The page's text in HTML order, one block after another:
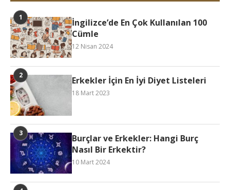
İngilizce’de En Çok Kullanılan 100
Cümle
12 Nisan 2024
Erkekler İçin En İyi Diyet Listeleri
18 Mart 2023
Burçlar ve Erkekler: Hangi Burç
Nasıl Bir Erkektir?
10 Mart 2024